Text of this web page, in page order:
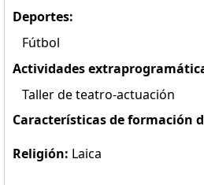
Deportes:
Fútbol
Actividades
Taller de teatro-actuación
Características de formación
Religión: Laica